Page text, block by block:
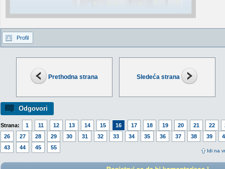
Prethodna strana Sledeća strana
Odgovori
Strana: 1 11 12 13 14 15 16 17 18 19 20 21 22
26
27 28 29 30 31 32 33 34 35 36 37 38 39
43
44 45 55
Idi na
Profil